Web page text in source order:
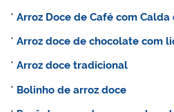
*Arroz Doce de Café com Calda
*Arroz doce de chocolate com
*Arroz doce tradicional
* Bolinho de arroz doce